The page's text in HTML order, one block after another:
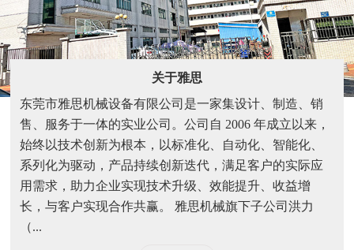
关于雅思
东莞市雅思机械设备有限公司是一家集设计、制造、销
售、服务于一体的实业公司。公司自 2006 年成立以来，
始终以技术创新为根本，以标准化、自动化、智能化、
系列化为驱动，产品持续创新迭代，满足客户的实际应
用需求，助力企业实现技术升级、效能提升、收益增
长，与客户实现合作共赢。 雅思机械旗下子公司洪力
（...